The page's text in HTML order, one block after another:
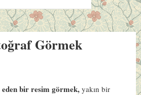
VE
BILEŞENLER
Görmek
bir resim görmek, yakın bir